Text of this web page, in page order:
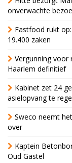
onverwachte
Fastfood rukt
19.400 zaken
Vergunning voor
Haarlem definitief
Kabinet zet 24
asielopvang te
Sweco neemt
over
Kaptein
Oud Gastel